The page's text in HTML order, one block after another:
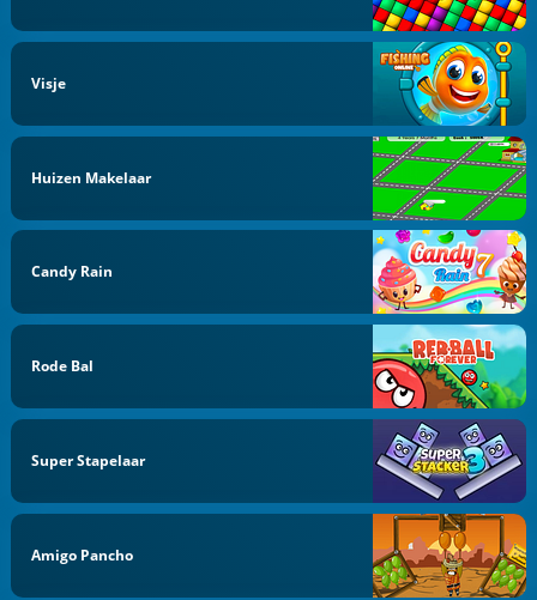
Visje
Huizen Makelaar
Candy Rain
Rode Bal
Super Stapelaar
Amigo Pancho